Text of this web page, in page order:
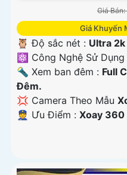
Giá
Giá Khuyến
🦉 Độ sắc nét : Ultra 2k
⚛️ Công Nghệ Sử Dụng
🔦 Xem ban đêm : Full
Đêm.
💢 Camera Theo Mẫu
️👮 Ưu Điểm : Xoay 360